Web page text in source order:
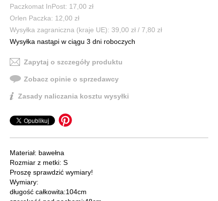
Paczkomat InPost: 17,00 zł
Orlen Paczka: 12,00 zł
Wysyłka zagraniczna (kraje UE): 39,00 zł / 7,80 zł
Wysyłka nastąpi w ciągu 3 dni roboczych
Zapytaj o szczegóły produktu
Zobacz opinie o sprzedawcy
Zasady naliczania kosztu wysyłki
Materiał: bawełna
Rozmiar z metki: S
Proszę sprawdzić wymiary!
Wymiary:
długość całkowita:104cm